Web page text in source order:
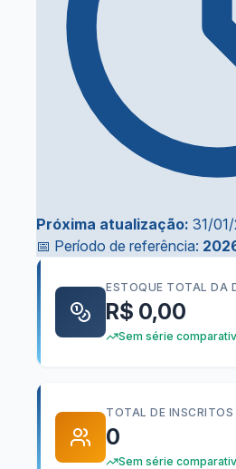
Próxima atualização: 31/
📅 Período de referência:
ESTOQUE TOTAL DA
R$ 0,00
Sem série
TOTAL DE INSCRITOS
0
Sem série